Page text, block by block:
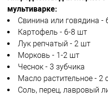
мультиварке:
Свинина или говядина -
Картофель - 6-8 шт
Лук репчатый - 2 шт
Морковь - 1-2 шт
Чеснок - 3 зубчика
Масло растительное - 2
Соль, перец, лавровый